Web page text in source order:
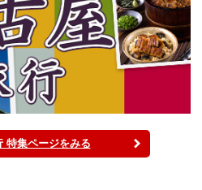
特集ページをみる